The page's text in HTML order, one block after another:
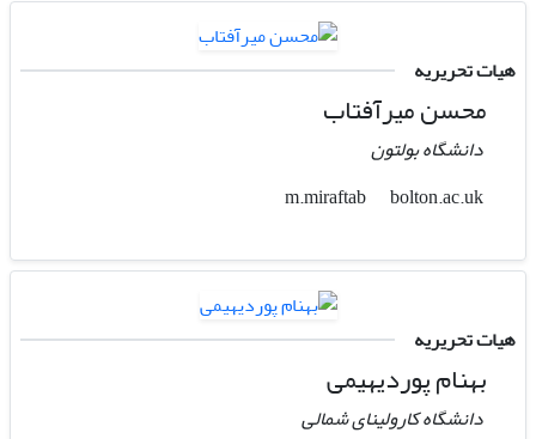
هیات تحریریه
محسن میرآفتاب
دانشگاه بولتون
bolton.ac.uk
هیات تحریریه
بهنام پوردیهیمی
دانشگاه کارولینای شمالی